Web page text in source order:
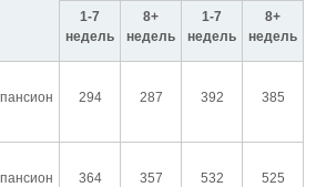
1-7
недель
8+
недель
1-7
недель
8+
недель
294 287 392 385
364 357 532 525